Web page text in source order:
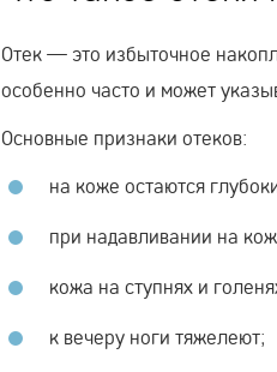
Отек — это избыточное
особенно часто и может
Основные признаки отеков:
на коже остаются
при надавливании на
кожа на ступнях и
к вечеру ноги тяжелеют;